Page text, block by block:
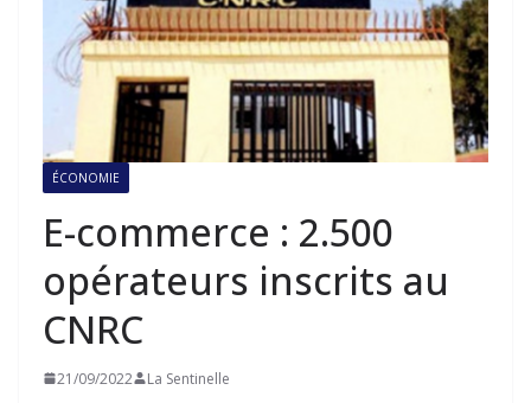
ÉCONOMIE
E-commerce : 2.500
opérateurs inscrits au
CNRC
21/09/2022 La Sentinelle